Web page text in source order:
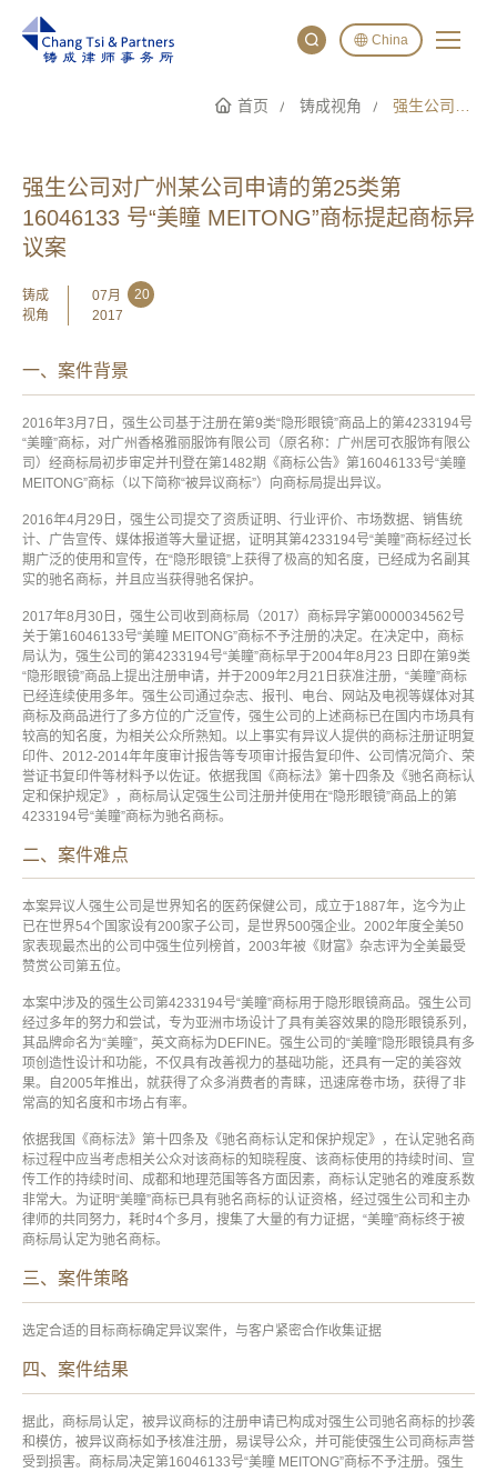
China
English
Japan
首页 铸成视角
强生公司对广州某公司申请的第25类第
16046133 号“美瞳 MEITONG”商标提起商标异
议案
铸成
视角
07月
20
2017
一、案件背景
2016年3月7日，强生公司基于注册在第9类“隐形眼镜”商品上的第4233194号
“美瞳”商标，对广州香格雅丽服饰有限公司（原名称：广州居可衣服饰有限公
司）经商标局初步审定并刊登在第1482期《商标公告》第16046133号“美瞳
MEITONG”商标（以下简称“被异议商标”）向商标局提出异议。
2016年4月29日，强生公司提交了资质证明、行业评价、市场数据、销售统
计、广告宣传、媒体报道等大量证据，证明其第4233194号“美瞳”商标经过长
期广泛的使用和宣传，在“隐形眼镜”上获得了极高的知名度，已经成为名副其
实的驰名商标，并且应当获得驰名保护。
2017年8月30日，强生公司收到商标局（2017）商标异字第0000034562号
关于第16046133号“美瞳 MEITONG”商标不予注册的决定。在决定中，商标
局认为，强生公司的第4233194号“美瞳”商标早于2004年8月23 日即在第9类
“隐形眼镜”商品上提出注册申请，并于2009年2月21日获准注册，“美瞳”商标
已经连续使用多年。强生公司通过杂志、报刊、电台、网站及电视等媒体对其
商标及商品进行了多方位的广泛宣传，强生公司的上述商标已在国内市场具有
较高的知名度，为相关公众所熟知。以上事实有异议人提供的商标注册证明复
印件、2012-2014年年度审计报告等专项审计报告复印件、公司情况简介、荣
誉证书复印件等材料予以佐证。依据我国《商标法》第十四条及《驰名商标认
定和保护规定》，商标局认定强生公司注册并使用在“隐形眼镜”商品上的第
4233194号“美瞳”商标为驰名商标。
二、案件难点
本案异议人强生公司是世界知名的医药保健公司，成立于1887年，迄今为止
已在世界54个国家设有200家子公司，是世界500强企业。2002年度全美50
家表现最杰出的公司中强生位列榜首，2003年被《财富》杂志评为全美最受
赞赏公司第五位。
本案中涉及的强生公司第4233194号“美瞳”商标用于隐形眼镜商品。强生公司
经过多年的努力和尝试，专为亚洲市场设计了具有美容效果的隐形眼镜系列，
其品牌命名为“美瞳”，英文商标为DEFINE。强生公司的“美瞳”隐形眼镜具有多
项创造性设计和功能，不仅具有改善视力的基础功能，还具有一定的美容效
果。自2005年推出，就获得了众多消费者的青睐，迅速席卷市场，获得了非
常高的知名度和市场占有率。
依据我国《商标法》第十四条及《驰名商标认定和保护规定》，在认定驰名商
标过程中应当考虑相关公众对该商标的知晓程度、该商标使用的持续时间、宣
传工作的持续时间、成都和地理范围等各方面因素，商标认定驰名的难度系数
非常大。为证明“美瞳”商标已具有驰名商标的认证资格，经过强生公司和主办
律师的共同努力，耗时4个多月，搜集了大量的有力证据，“美瞳”商标终于被
商标局认定为驰名商标。
三、案件策略
选定合适的目标商标确定异议案件，与客户紧密合作收集证据
四、案件结果
据此，商标局认定，被异议商标的注册申请已构成对强生公司驰名商标的抄袭
和模仿，被异议商标如予核准注册，易误导公众，并可能使强生公司商标声誉
受到损害。商标局决定第16046133号“美瞳 MEITONG”商标不予注册。强生